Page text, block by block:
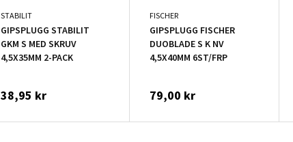
STABILIT
GIPSPLUGG STABILIT
GKM S MED SKRUV
4,5X35MM 2-PACK
38,95 kr
FISCHER
GIPSPLUGG FISCHER
DUOBLADE S K NV
4,5X40MM 6ST/FRP
79,00 kr